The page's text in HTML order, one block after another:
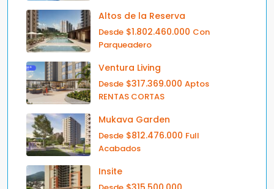
Altos de la Reserva
Desde $1.802.460.000 Con
Parqueadero
Ventura Living
Desde $317.369.000 Aptos
RENTAS CORTAS
Mukava Garden
Desde $812.476.000 Full
Acabados
Insite